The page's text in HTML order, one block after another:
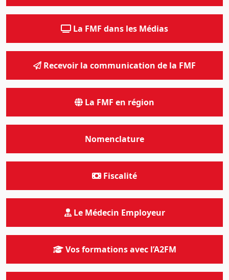
La FMF dans les Médias
Recevoir la communication de la FMF
La FMF en région
Nomenclature
Fiscalité
Le Médecin Employeur
Vos formations avec l’A2FM